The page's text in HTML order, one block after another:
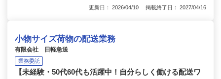
更新日： 2026/04/10 掲載終了日： 2027/04/16
小物サイズ荷物の配送業務
有限会社 日軽急送
業務委託
【未経験・50代60代も活躍中！自分らしく働ける配送ワ